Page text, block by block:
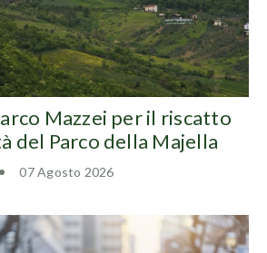
Mazzei per il riscatto
del Parco della Majella
07 Agosto 2026